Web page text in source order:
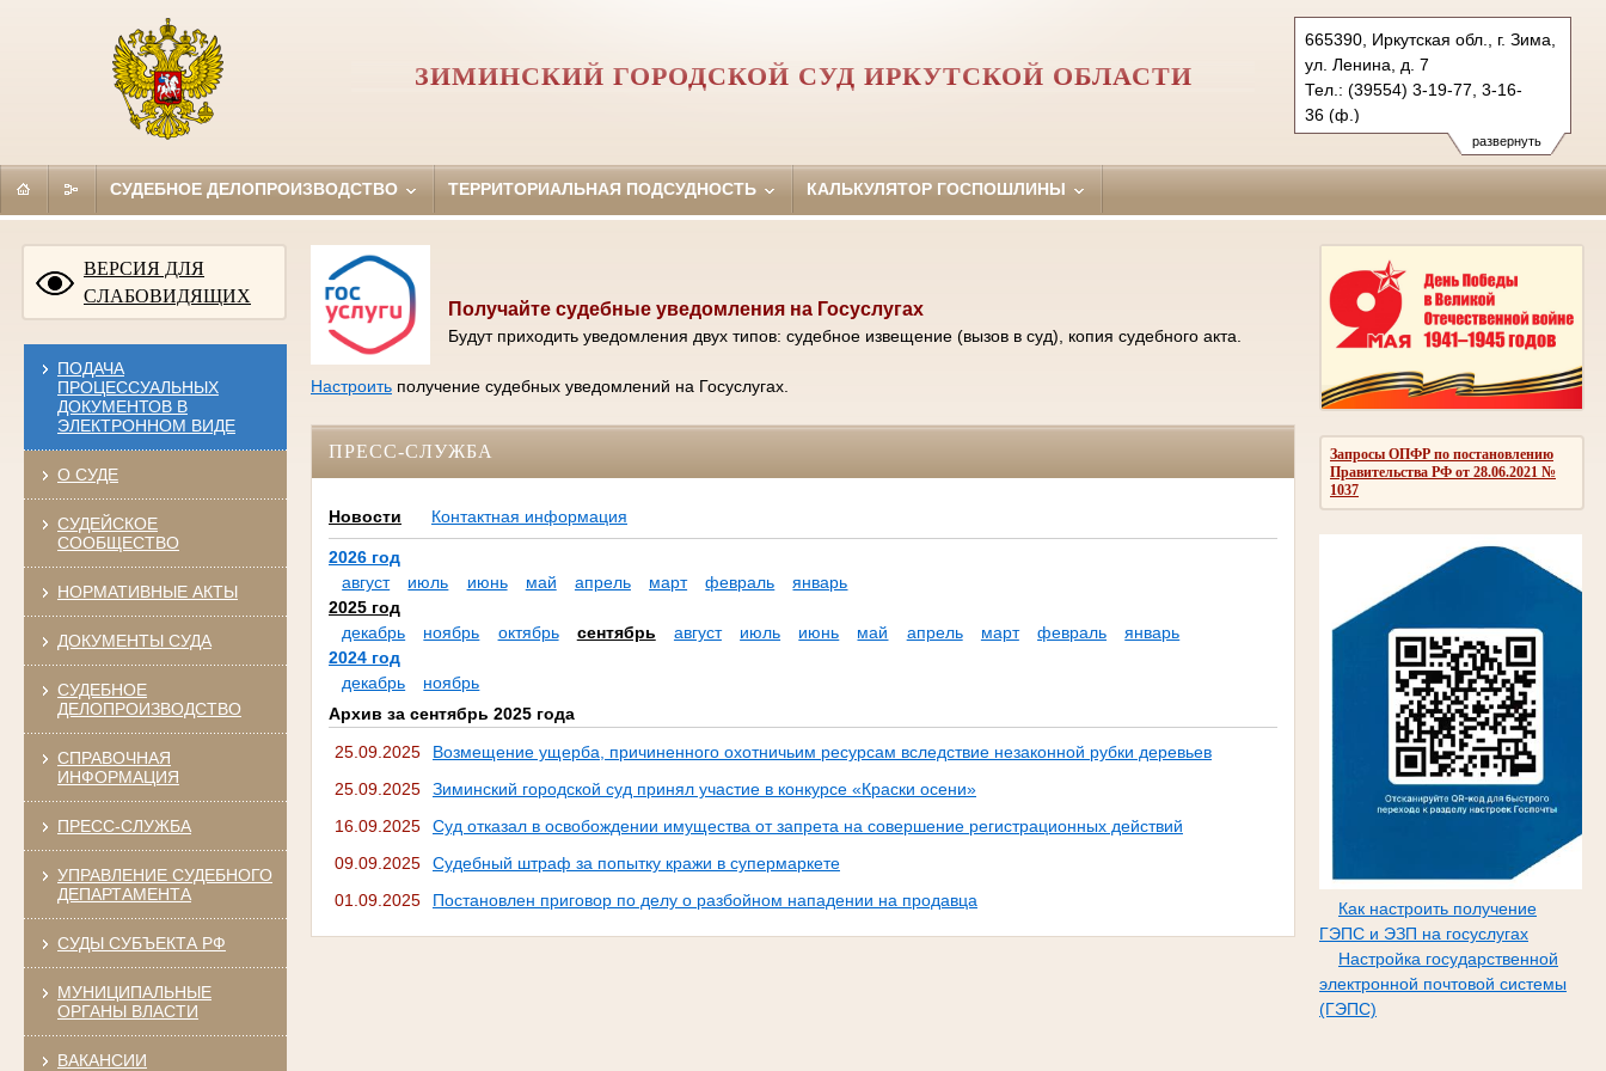
развернуть
665390, Иркутская обл., г. Зима,
ул. Ленина, д. 7
Тел.: (39554) 3-19-77, 3-16-
36 (ф.)
ziminsky.irk@sudrf.ru
ЗИМИНСКИЙ ГОРОДСКОЙ СУД ИРКУТСКОЙ ОБЛАСТИ
СУДЕБНОЕ ДЕЛОПРОИЗВОДСТВО ТЕРРИТОРИАЛЬНАЯ ПОДСУДНОСТЬ КАЛЬКУЛЯТОР ГОСПОШЛИНЫ
ВЕРСИЯ ДЛЯ
СЛАБОВИДЯЩИХ
ПОДАЧА
ПРОЦЕССУАЛЬНЫХ
ДОКУМЕНТОВ В
ЭЛЕКТРОННОМ ВИДЕ
О СУДЕ
СУДЕЙСКОЕ
СООБЩЕСТВО
НОРМАТИВНЫЕ АКТЫ
ДОКУМЕНТЫ СУДА
СУДЕБНОЕ
ДЕЛОПРОИЗВОДСТВО
СПРАВОЧНАЯ
ИНФОРМАЦИЯ
ПРЕСС-СЛУЖБА
УПРАВЛЕНИЕ СУДЕБНОГО
ДЕПАРТАМЕНТА
СУДЫ СУБЪЕКТА РФ
МУНИЦИПАЛЬНЫЕ
ОРГАНЫ ВЛАСТИ
ВАКАНСИИ
Запросы ОПФР по постановлению
Правительства РФ от 28.06.2021 №
1037
Как настроить получение
ГЭПС и ЭЗП на госуслугах
Настройка государственной
электронной почтовой системы
(ГЭПС)
Получайте судебные уведомления на Госуслугах
Будут приходить уведомления двух типов: судебное извещение (вызов в суд), копия судебного акта.
Настроитьполучение судебных уведомлений на Госуслугах.
ПРЕСС-СЛУЖБА
Новости Контактная информация
2026 год
август
июль июнь май апрель март февраль
январь
2025 год
декабрь
ноябрь октябрь сентябрь август июль июнь май апрель март февраль
январь
2024 год
декабрь
ноябрь
Архив за сентябрь 2025 года
25.09.2025
Возмещение ущерба, причиненного охотничьим ресурсам вследствие незаконной рубки деревьев
25.09.2025
Зиминский городской суд принял участие в конкурсе «Краски осени»
16.09.2025
Суд отказал в освобождении имущества от запрета на совершение регистрационных действий
09.09.2025
Судебный штраф за попытку кражи в супермаркете
01.09.2025
Постановлен приговор по делу о разбойном нападении на продавца